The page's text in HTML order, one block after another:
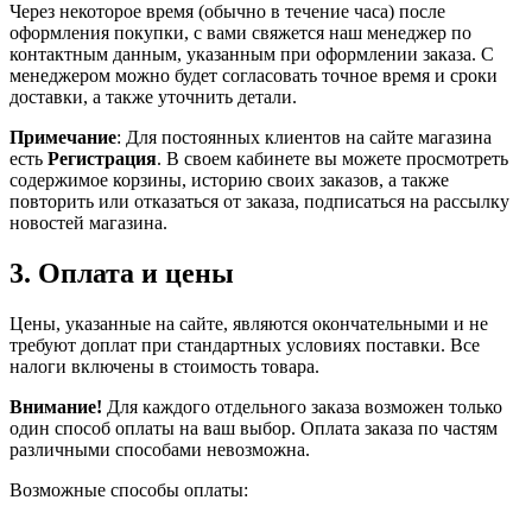
Через некоторое время (обычно в течение часа) после
оформления покупки, с вами свяжется наш менеджер по
контактным данным, указанным при оформлении заказа. С
менеджером можно будет согласовать точное время и сроки
доставки, а также уточнить детали.
Примечание: Для постоянных клиентов на сайте магазина
есть Регистрация. В своем кабинете вы можете просмотреть
содержимое корзины, историю своих заказов, а также
повторить или отказаться от заказа, подписаться на рассылку
новостей магазина.
3. Оплата и цены
Цены, указанные на сайте, являются окончательными и не
требуют доплат при стандартных условиях поставки. Все
налоги включены в стоимость товара.
Внимание! Для каждого отдельного заказа возможен только
один способ оплаты на ваш выбор. Оплата заказа по частям
различными способами невозможна.
Возможные способы оплаты: